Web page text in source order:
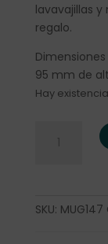
lavavajillas y
regalo.
95 mm de
Hay
Tisanera
SKU: MUG147